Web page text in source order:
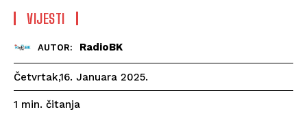
VIJESTI
AUTOR: RadioBK
Četvrtak,16. Januara 2025.
1 min. čitanja